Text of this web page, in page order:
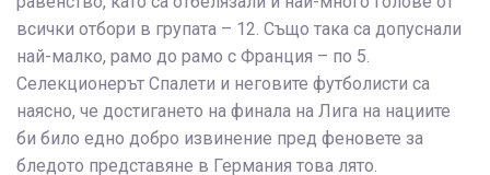
всички отбори в групата – 12. Също така са допуснали
най-малко, рамо до рамо с Франция – по 5.
Селекционерът Спалети и неговите футболисти са
наясно, че достигането на финала на Лига на нациите
би било едно добро извинение пред феновете за
бледото представяне в Германия това лято.